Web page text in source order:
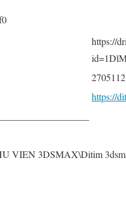
https://
https://
VIEN 3DSMAX\Ditim